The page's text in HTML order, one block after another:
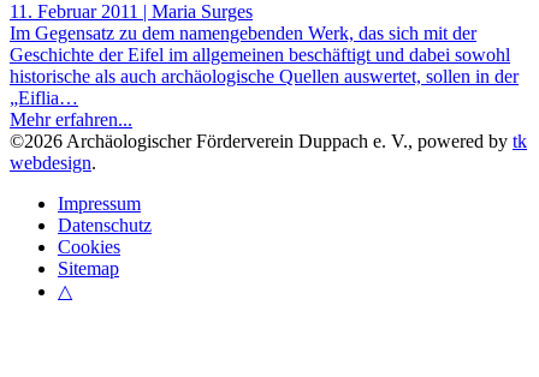
11. Februar 2011 | Maria Surges
Im Gegensatz zu dem namengebenden Werk, das sich mit der
Geschichte der Eifel im allgemeinen beschäftigt und dabei sowohl
historische als auch archäologische Quellen auswertet, sollen in der
„Eiflia…
Mehr erfahren...
©2026 Archäologischer Förderverein Duppach e. V., powered by tk
webdesign.
Impressum
Datenschutz
Cookies
Sitemap
△